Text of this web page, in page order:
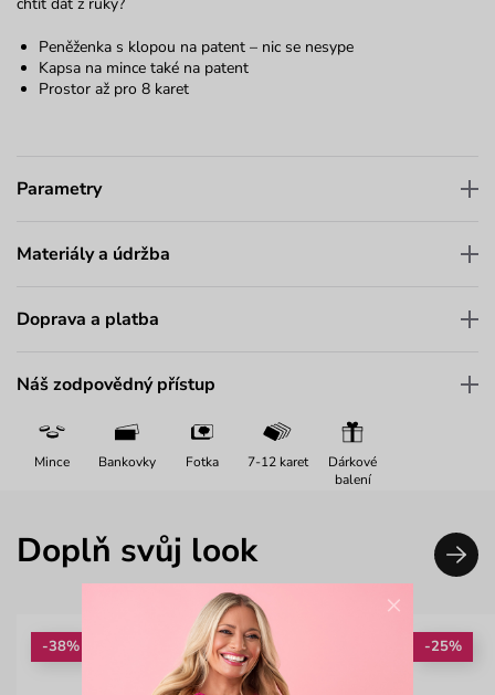
Peněženka s klopou na patent – nic se nesype
Kapsa na mince také na patent
Prostor až pro 8 karet
Parametry
Materiály a údržba
Doprava a platba
Náš zodpovědný přístup
Mince Bankovky Fotka 7-12 karet
Dárkové
balení
Doplň svůj look
-38% -25%
×